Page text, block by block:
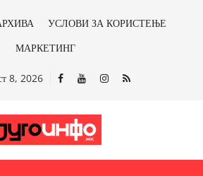
УСЛОВИ ЗА КОРИСТЕЊЕ
МАРКЕТИНГ
8, 2026